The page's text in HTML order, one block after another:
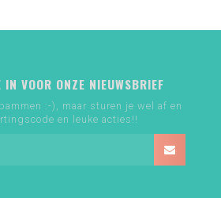
IN VOOR ONZE NIEUWSBRIEF
:-), maar sturen je wel af en
en leuke acties!!